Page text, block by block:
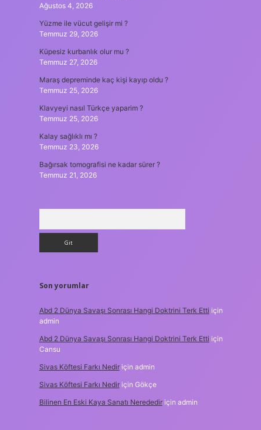
Ağustos 4, 2026
Yüzme ile vücut gelişir mi ?
Temmuz 29, 2026
Küpesiz kurbanlık olur mu ?
Temmuz 27, 2026
Maraş depreminde kaç kişi kayıp oldu ?
Temmuz 25, 2026
Klavyeyi nasıl Türkçe yaparim ?
Temmuz 25, 2026
Kalay sağlıklı mı ?
Temmuz 23, 2026
Bağırsak tomografisi ne kadar sürer ?
Temmuz 21, 2026
Son yorumlar
Abd 2 Dünya Savaşı Sonrası Hangi Doktrini Terk Etti için
admin
Abd 2 Dünya Savaşı Sonrası Hangi Doktrini Terk Etti için
Cansu
Sivas Köftesi Farkı Nediriçin admin
Sivas Köftesi Farkı Nediriçin Gökçe
Bilinen En Eski Kaya Sanatı Neredediriçin admin